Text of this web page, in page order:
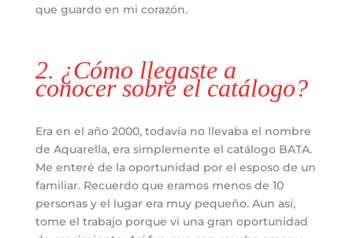
que guardo en mi corazón.
2. ¿Cómo llegaste a
conocer sobre el catálogo?
Era en el año 2000, todavía no llevaba el nombre
de Aquarella, era simplemente el catálogo BATA.
Me enteré de la oportunidad por el esposo de un
familiar. Recuerdo que eramos menos de 10
personas y el lugar era muy pequeño. Aun así,
tome el trabajo porque vi una gran oportunidad